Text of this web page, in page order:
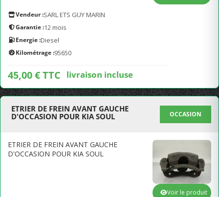
Vendeur :SARL ETS GUY MARIN
Garantie :12 mois
Energie :Diesel
Kilométrage :95650
45,00 € TTC livraison incluse
ETRIER DE FREIN AVANT GAUCHE
D'OCCASION POUR KIA SOUL
OCCASION
ETRIER DE FREIN AVANT GAUCHE
D'OCCASION POUR KIA SOUL
Voir le produit